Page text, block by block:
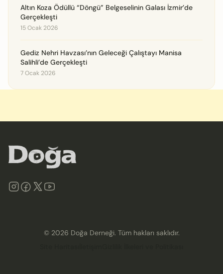
Altın Koza Ödüllü “Döngü” Belgeselinin Galası İzmir’de
Gerçekleşti
15 Ocak 2026
Gediz Nehri Havzası’nın Geleceği Çalıştayı Manisa
Salihli’de Gerçekleşti
7 Ocak 2026
© 2026 Doğa Derneği. Tüm hakları saklıdır.